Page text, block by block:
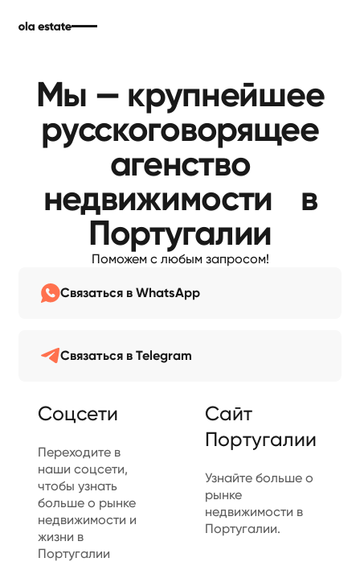
Мы — крупнейшее
русскоговорящее
агенство
недвижимости в
Португалии
Поможем с любым запросом!
Связаться в WhatsApp
Связаться в Telegram
Соцсети
Переходите в
наши соцсети,
чтобы узнать
больше о рынке
недвижимости и
жизни в
Португалии
Сайт
Португалии
Узнайте больше о
рынке
недвижимости в
Португалии.